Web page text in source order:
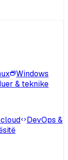
Windows
& teknike
DevOps &